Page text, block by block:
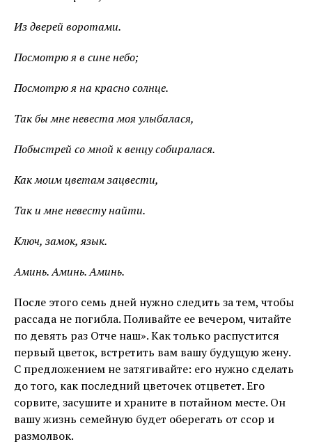
Из дверей воротами.
Посмотрю я в сине небо;
Посмотрю я на красно солнце.
Так бы мне невеста моя улыбалася,
Побыстрей со мной к венцу собиралася.
Как моим цветам зацвести,
Так и мне невесту найти.
Ключ, замок, язык.
Аминь. Аминь. Аминь.
После этого семь дней нужно следить за тем, чтобы
рассада не погибла. Поливайте ее вечером, читайте
по девять раз Отче наш». Как только распустится
первый цветок, встретить вам вашу будущую жену.
С предложением не затягивайте: его нужно сделать
до того, как последний цветочек отцветет. Его
сорвите, засушите и храните в потайном месте. Он
вашу жизнь семейную будет оберегать от ссор и
размолвок.